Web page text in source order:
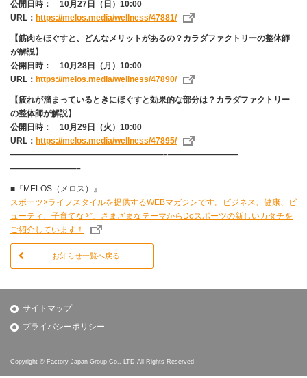
公開日時： 10月27日（日）10:00
URL： https://melos.media/wellness/47881/
【筋肉をほぐすと、どんなメリットがあるの？カラダファクトリーの整体師
が解説】
公開日時： 10月28日（月）10:00
URL： https://melos.media/wellness/47890/
【疲れが溜まっているときにほぐすと効果的な部分は？カラダファクトリー
の整体師が解説】
公開日時： 10月29日（火）10:00
URL： https://melos.media/wellness/47895/
——————————–————————–————————–
————————–
■『MELOS（メロス）』
スポーツ×ライフスタイルを提供するWEBマガジンです。ビジネス、健康、ビ
ューティ、子育てなど、さまざまなテーマからDoスポーツの新しいカタチを
ご紹介しています！
お知らせ一覧へ戻る
サイトマップ
プライバシーポリシー
Copyright © Factory Japan Group Co., LTD All Rights Reserved